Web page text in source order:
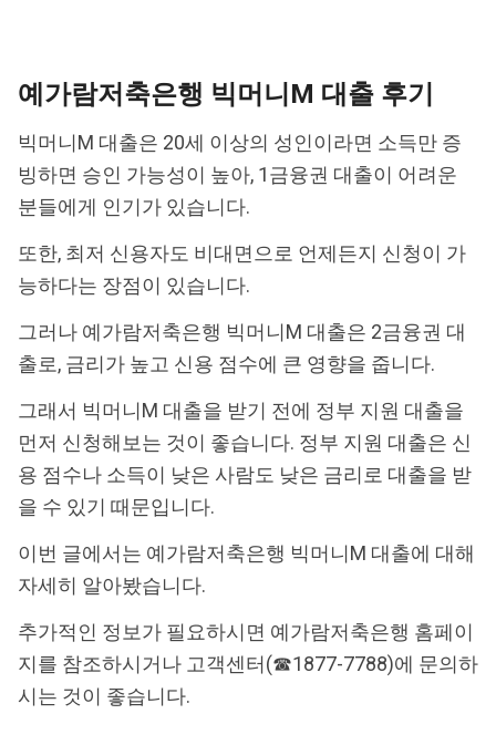
예가람저축은행 빅머니M 대출 후기
빅머니M 대출은 20세 이상의 성인이라면 소득만 증
빙하면 승인 가능성이 높아, 1금융권 대출이 어려운
분들에게 인기가 있습니다.
또한, 최저 신용자도 비대면으로 언제든지 신청이 가
능하다는 장점이 있습니다.
그러나 예가람저축은행 빅머니M 대출은 2금융권 대
출로, 금리가 높고 신용 점수에 큰 영향을 줍니다.
그래서 빅머니M 대출을 받기 전에 정부 지원 대출을
먼저 신청해보는 것이 좋습니다. 정부 지원 대출은 신
용 점수나 소득이 낮은 사람도 낮은 금리로 대출을 받
을 수 있기 때문입니다.
이번 글에서는 예가람저축은행 빅머니M 대출에 대해
자세히 알아봤습니다.
추가적인 정보가 필요하시면 예가람저축은행 홈페이
지를 참조하시거나 고객센터(☎1877-7788)에 문의하
시는 것이 좋습니다.